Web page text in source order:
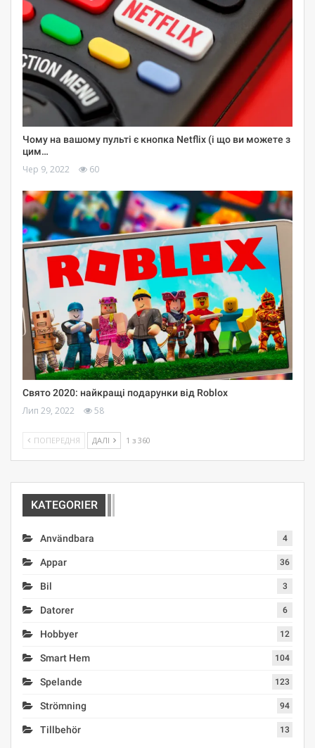
Чому на вашому пульті є кнопка Netflix (і що ви можете з
цим…
Чер 9, 2022 60
Свято 2020: найкращі подарунки від Roblox
Лип 29, 2022 58
ПОПЕРЕДНЯ ДАЛІ 1 з 360
KATEGORIER
Användbara 4
Appar 36
Bil 3
Datorer 6
Hobbyer 12
Smart Hem 104
Spelande 123
Strömning 94
Tillbehör 13